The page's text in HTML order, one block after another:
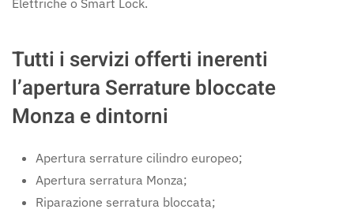
Elettriche o Smart Lock.
Tutti i servizi offerti inerenti
l’apertura Serrature bloccate
Monza e dintorni
Apertura serrature cilindro europeo;
Apertura serratura Monza;
Riparazione serratura bloccata;